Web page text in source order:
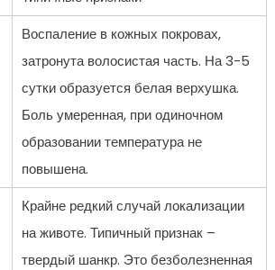
Воспаление в кожных покровах,
затронута волосистая часть. На 3-5
сутки образуется белая верхушка.
Боль умеренная, при одиночном
образовании температура не
повышена.
Крайне редкий случай локализации
на животе. Типичный признак –
твердый шанкр. Это безболезненная